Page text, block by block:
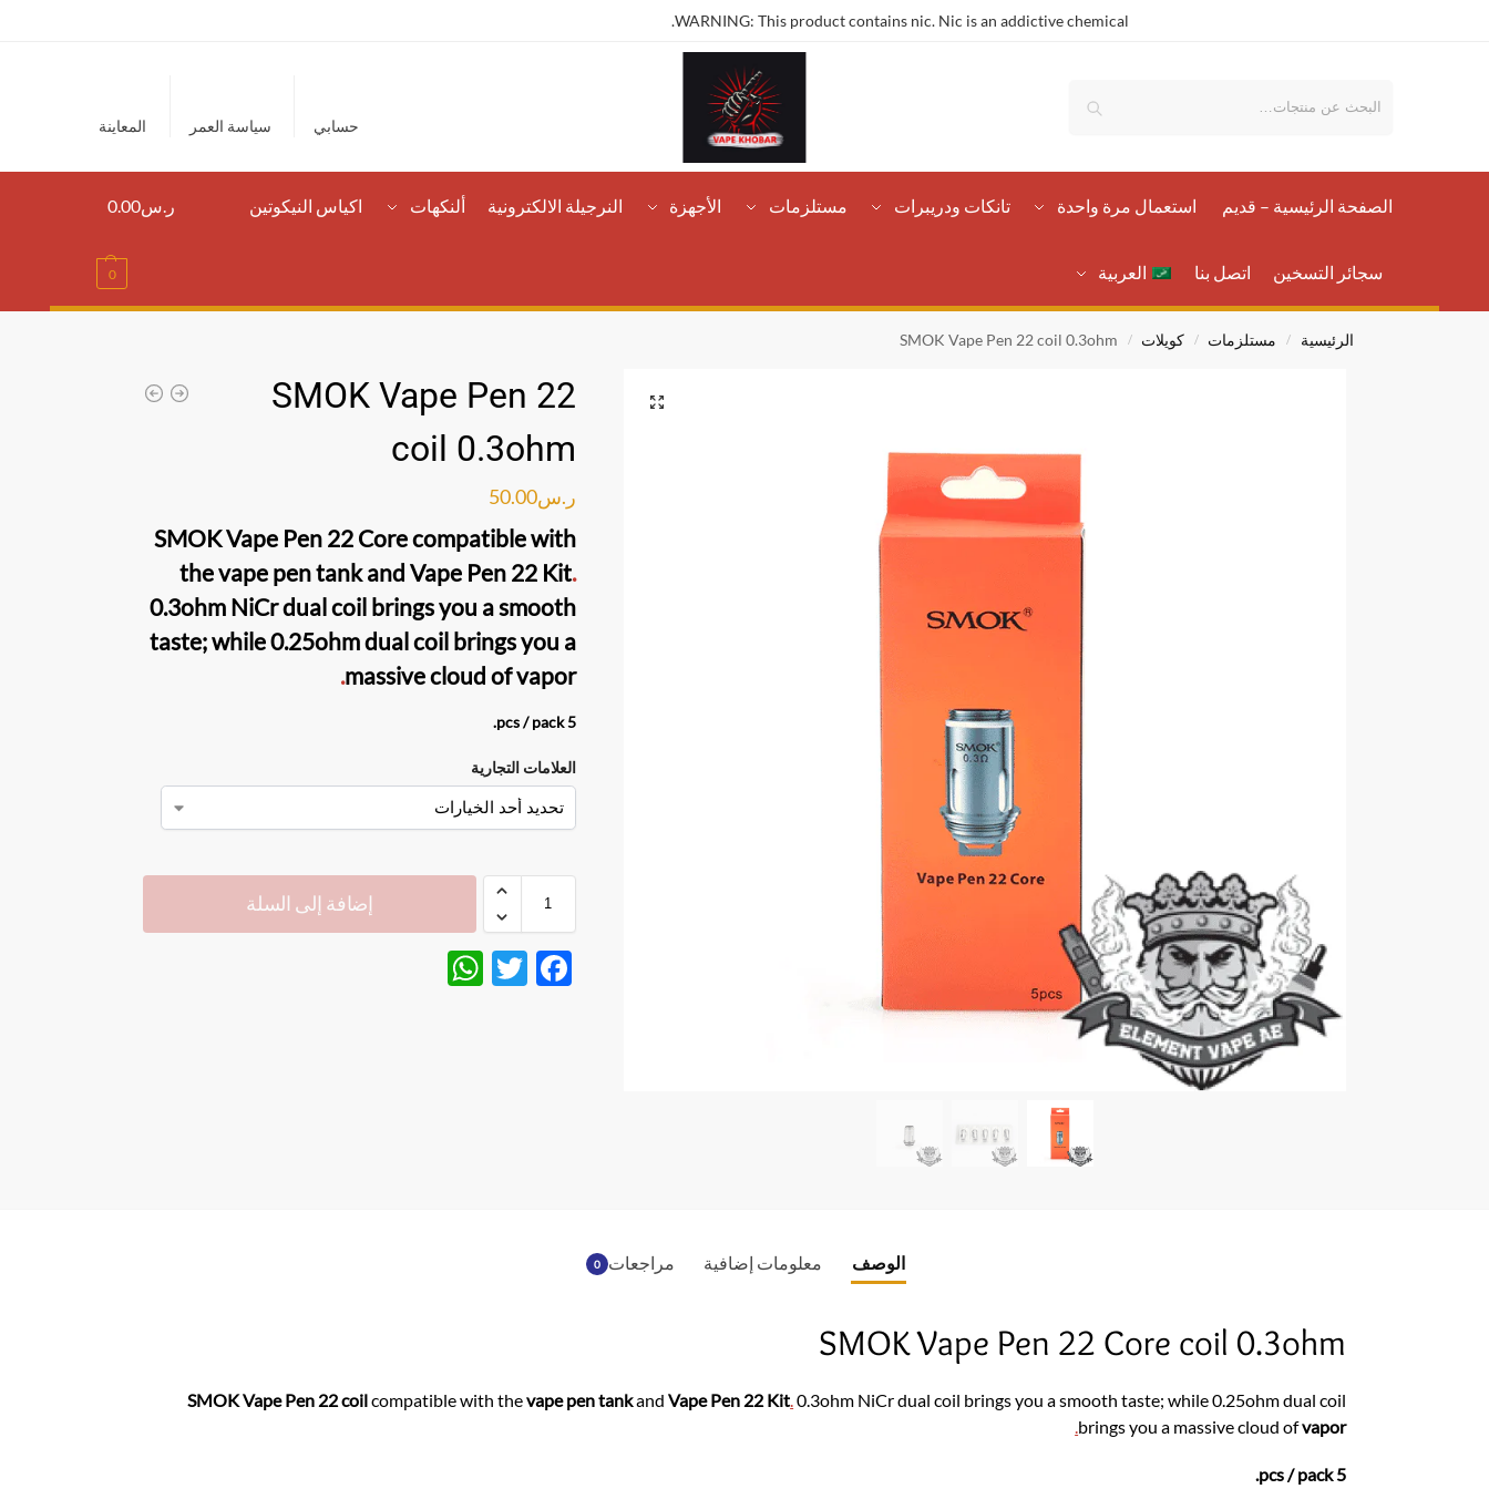
WARNING: This product contains nic. Nic is an addictive chemical.
حسابي سياسة العمر المعاينة
الصفحة الرئيسية – قدیم استعمال مرة واحدة تانكات ودريبرات مستلزمات الأجهزة النرجيلة الالكترونية ألنكهات اكياس النيكوتين
سجائر التسخين اتصل بنا العربية
ر.س0.00
0
الرئيسية / مستلزمات / كويلات /
SMOK Vape Pen 22 coil 0.3ohm
SMOK Vape Pen 22
coil 0.3ohm
ر.س50.00
SMOK Vape Pen 22 Corecompatible with
thevape pen tankand Vape Pen 22 Kit.
0.3ohm NiCr dual coil brings you a smooth
taste; while 0.25ohm dual coil brings you a
massive cloud ofvapor
.
5 pcs / pack.
العلامات التجارية
إضافة إلى السلة
F
T
الوصف معلومات إضافية مراجعات 0
SMOK Vape Pen 22 Core coil 0.3ohm
SMOK Vape Pen 22 coilcompatible with thevape pen tankandVape Pen 22 Kit 0.3ohm NiCr dual coil brings you a smooth taste; while 0.25ohm dual coil
brings you a massive cloud ofvapor
5 pcs / pack.